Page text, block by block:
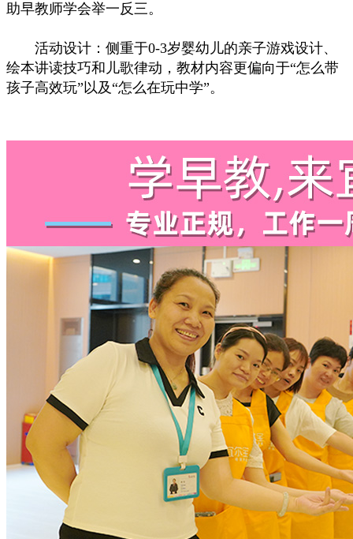
助早教师学会举一反三。
活动设计：侧重于0-3岁婴幼儿的亲子游戏设计、
绘本讲读技巧和儿歌律动，教材内容更偏向于“怎么带
孩子高效玩”以及“怎么在玩中学”。